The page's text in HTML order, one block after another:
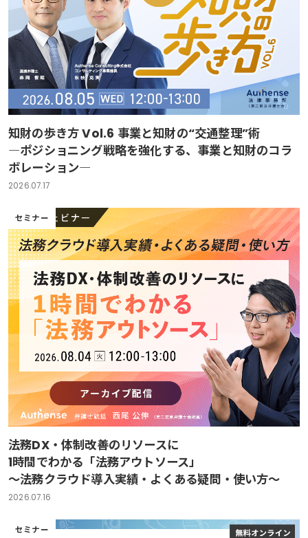
知財の歩き方 Vol.6 事業と知財の“交通整理”術
―ポジショニング戦略を強化する、事業と知財のコラ
ボレーション―
2026.07.17
セミナー
法務DX・体制改善のリソースに
1時間でわかる「法務アウトソース」
～法務クラウド導入実績・よくある疑問・使い方～
2026.07.16
セミナー